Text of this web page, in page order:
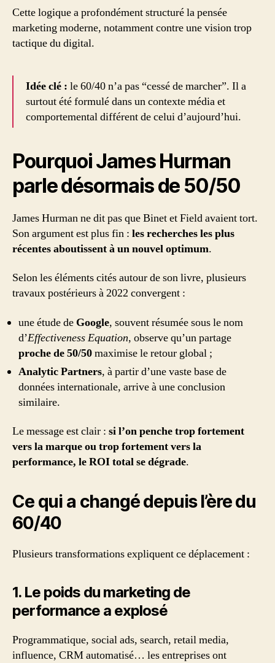
Cette logique a profondément structuré la pensée
marketing moderne, notamment contre une vision trop
tactique du digital.
Idée clé : le 60/40 n’a pas “cessé de marcher”. Il a
surtout été formulé dans un contexte média et
comportemental différent de celui d’aujourd’hui.
Pourquoi James Hurman
parle désormais de 50/50
James Hurman ne dit pas que Binet et Field avaient tort.
Son argument est plus fin : les recherches les plus
récentes aboutissent à un nouvel optimum.
Selon les éléments cités autour de son livre, plusieurs
travaux postérieurs à 2022 convergent :
une étude de Google, souvent résumée sous le nom
d’Effectiveness Equation, observe qu’un partage
proche de 50/50maximise le retour global ;
Analytic Partners, à partir d’une vaste base de
données internationale, arrive à une conclusion
similaire.
Le message est clair : si l’on penche trop fortement
vers la marque ou trop fortement vers la
performance, le ROI total se dégrade.
Ce qui a changé depuis l’ère du
60/40
Plusieurs transformations expliquent ce déplacement :
1. Le poids du marketing de
performance a explosé
Programmatique, social ads, search, retail media,
influence, CRM automatisé… les entreprises ont